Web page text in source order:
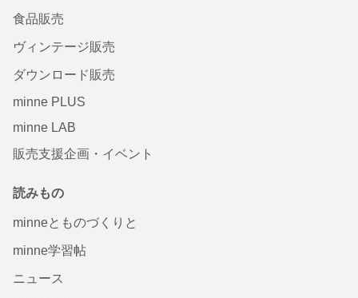
食品販売
ヴィンテージ販売
ダウンロード販売
minne PLUS
minne LAB
販売支援企画・イベント
読みもの
minneとものづくりと
minne学習帖
ニュース